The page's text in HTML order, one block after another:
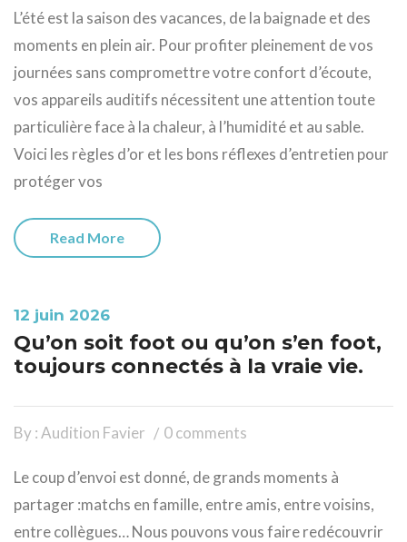
L’été est la saison des vacances, de la baignade et des
moments en plein air. Pour profiter pleinement de vos
journées sans compromettre votre confort d’écoute,
vos appareils auditifs nécessitent une attention toute
particulière face à la chaleur, à l’humidité et au sable.
Voici les règles d’or et les bons réflexes d’entretien pour
protéger vos
Read More
12 juin 2026
Qu’on soit foot ou qu’on s’en foot,
toujours connectés à la vraie vie.
By : Audition Favier 0 comments
Le coup d’envoi est donné, de grands moments à
partager :matchs en famille, entre amis, entre voisins,
entre collègues… Nous pouvons vous faire redécouvrir